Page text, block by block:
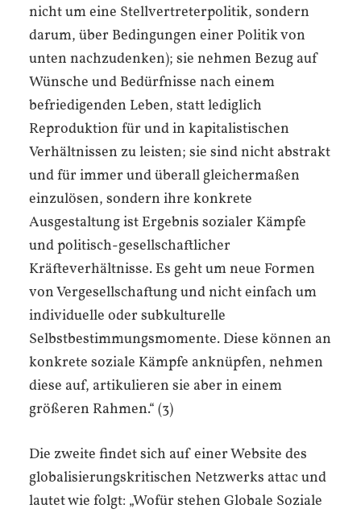
nicht um eine Stellvertreterpolitik, sondern
darum, über Bedingungen einer Politik von
unten nachzudenken); sie nehmen Bezug auf
Wünsche und Bedürfnisse nach einem
befriedigenden Leben, statt lediglich
Reproduktion für und in kapitalistischen
Verhältnissen zu leisten; sie sind nicht abstrakt
und für immer und überall gleichermaßen
einzulösen, sondern ihre konkrete
Ausgestaltung ist Ergebnis sozialer Kämpfe
und politisch-gesellschaftlicher
Kräfteverhältnisse. Es geht um neue Formen
von Vergesellschaftung und nicht einfach um
individuelle oder subkulturelle
Selbstbestimmungsmomente. Diese können an
konkrete soziale Kämpfe anknüpfen, nehmen
diese auf, artikulieren sie aber in einem
größeren Rahmen.“ (3)
Die zweite findet sich auf einer Website des
globalisierungskritischen Netzwerks attac und
lautet wie folgt: „Wofür stehen Globale Soziale